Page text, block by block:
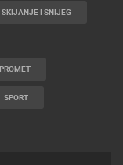
SKIJANJE I SNIJEG
SPORT